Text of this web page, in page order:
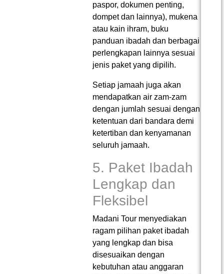
paspor, dokumen penting,
dompet dan lainnya), mukena
atau kain ihram, buku
panduan ibadah dan berbagai
perlengkapan lainnya sesuai
jenis paket yang dipilih.
Setiap jamaah juga akan
mendapatkan air zam-zam
dengan jumlah sesuai dengan
ketentuan dari bandara demi
ketertiban dan kenyamanan
seluruh jamaah.
5. Paket Ibadah
Lengkap dan
Fleksibel
Madani Tour menyediakan
ragam pilihan paket ibadah
yang lengkap dan bisa
disesuaikan dengan
kebutuhan atau anggaran